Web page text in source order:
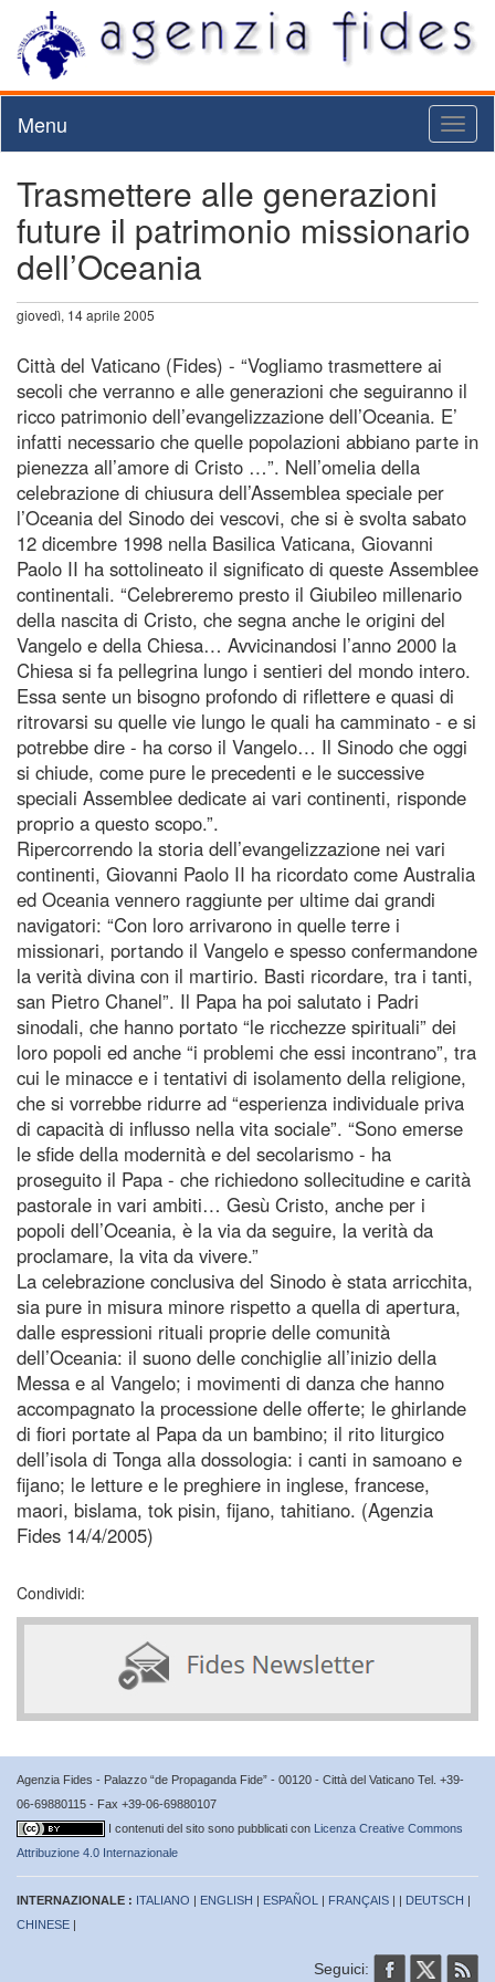
Menu
Trasmettere alle generazioni
future il patrimonio missionario
dell’Oceania
giovedì, 14 aprile 2005
Città del Vaticano (Fides) - “Vogliamo trasmettere ai
secoli che verranno e alle generazioni che seguiranno il
ricco patrimonio dell’evangelizzazione dell’Oceania. E’
infatti necessario che quelle popolazioni abbiano parte in
pienezza all’amore di Cristo …”. Nell’omelia della
celebrazione di chiusura dell’Assemblea speciale per
l’Oceania del Sinodo dei vescovi, che si è svolta sabato
12 dicembre 1998 nella Basilica Vaticana, Giovanni
Paolo II ha sottolineato il significato di queste Assemblee
continentali. “Celebreremo presto il Giubileo millenario
della nascita di Cristo, che segna anche le origini del
Vangelo e della Chiesa… Avvicinandosi l’anno 2000 la
Chiesa si fa pellegrina lungo i sentieri del mondo intero.
Essa sente un bisogno profondo di riflettere e quasi di
ritrovarsi su quelle vie lungo le quali ha camminato - e si
potrebbe dire - ha corso il Vangelo… Il Sinodo che oggi
si chiude, come pure le precedenti e le successive
speciali Assemblee dedicate ai vari continenti, risponde
proprio a questo scopo.”.
Ripercorrendo la storia dell’evangelizzazione nei vari
continenti, Giovanni Paolo II ha ricordato come Australia
ed Oceania vennero raggiunte per ultime dai grandi
navigatori: “Con loro arrivarono in quelle terre i
missionari, portando il Vangelo e spesso confermandone
la verità divina con il martirio. Basti ricordare, tra i tanti,
san Pietro Chanel”. Il Papa ha poi salutato i Padri
sinodali, che hanno portato “le ricchezze spirituali” dei
loro popoli ed anche “i problemi che essi incontrano”, tra
cui le minacce e i tentativi di isolamento della religione,
che si vorrebbe ridurre ad “esperienza individuale priva
di capacità di influsso nella vita sociale”. “Sono emerse
le sfide della modernità e del secolarismo - ha
proseguito il Papa - che richiedono sollecitudine e carità
pastorale in vari ambiti… Gesù Cristo, anche per i
popoli dell’Oceania, è la via da seguire, la verità da
proclamare, la vita da vivere.”
La celebrazione conclusiva del Sinodo è stata arricchita,
sia pure in misura minore rispetto a quella di apertura,
dalle espressioni rituali proprie delle comunità
dell’Oceania: il suono delle conchiglie all’inizio della
Messa e al Vangelo; i movimenti di danza che hanno
accompagnato la processione delle offerte; le ghirlande
di fiori portate al Papa da un bambino; il rito liturgico
dell’isola di Tonga alla dossologia: i canti in samoano e
fijano; le letture e le preghiere in inglese, francese,
maori, bislama, tok pisin, fijano, tahitiano. (Agenzia
Fides 14/4/2005)
Condividi:
Agenzia Fides - Palazzo “de Propaganda Fide” - 00120 - Città del Vaticano Tel. +39-
06-69880115 - Fax +39-06-69880107
I contenuti del sito sono pubblicati con Licenza Creative Commons
Attribuzione 4.0 Internazionale
INTERNAZIONALE : ITALIANO | ENGLISH | ESPAÑOL | FRANÇAIS | | DEUTSCH |
CHINESE |
Seguici: